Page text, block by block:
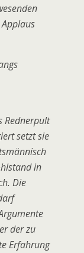
Rednerpult
setzt sie
in
Die
der zu
Erfahrung